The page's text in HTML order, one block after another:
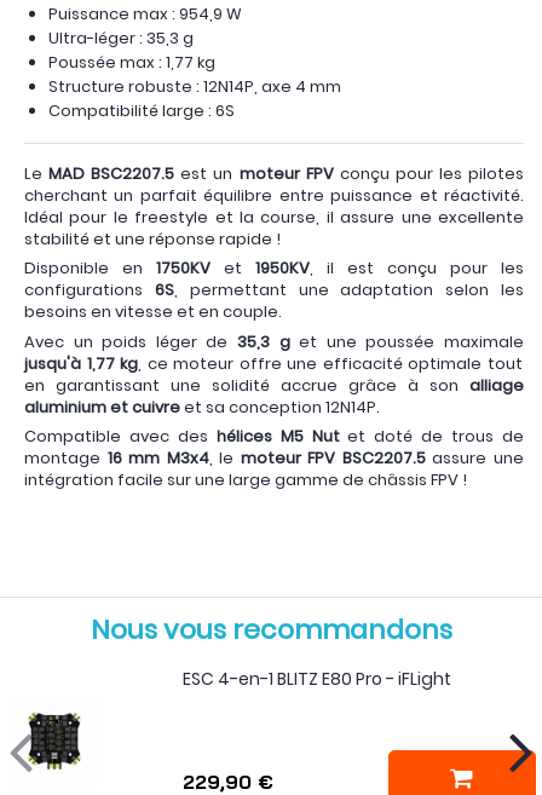
Puissance max : 954,9 W
Ultra-léger : 35,3 g
Poussée max : 1,77 kg
Structure robuste : 12N14P, axe 4 mm
Compatibilité large : 6S
LeMAD BSC2207.5 est un moteur FPVconçu pour les pilotes
cherchant un parfait équilibre entre puissance et réactivité.
Idéal pour le freestyle et la course, il assure une excellente
stabilité et une réponse rapide !
Disponible en 1750KV et 1950KV, il est conçu pour les
configurations 6S, permettant une adaptation selon les
besoins en vitesse et en couple.
Avec un poids léger de 35,3 get une poussée maximale
jusqu'à 1,77 kg, ce moteur offre une efficacité optimale tout
en garantissant une solidité accrue grâce à son alliage
aluminium et cuivreet sa conception 12N14P.
Compatible avec des hélices M5 Nutet doté de trous de
montage 16 mm M3x4, le moteur FPV BSC2207.5assure une
intégration facile sur une large gamme de châssis FPV !
Nous vous recommandons
ESC 4-en-1 BLITZ E80 Pro - iFLight
229,90 €